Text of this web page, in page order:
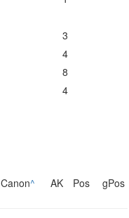
3
4
8
4
Canon^ AK Pos gPos